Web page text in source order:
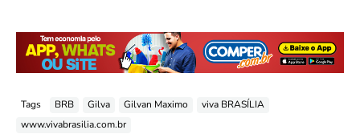
Tags BRB Gilva Gilvan Maximo
viva BRASÍLIA
www.vivabrasilia.com.br